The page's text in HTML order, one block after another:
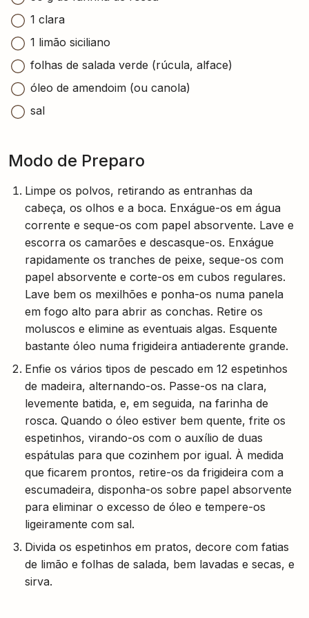
1 clara
1 limão siciliano
folhas de salada verde (rúcula, alface)
óleo de amendoim (ou canola)
sal
Modo de Preparo
Limpe os polvos, retirando as entranhas da
cabeça, os olhos e a boca. Enxágue-os em água
corrente e seque-os com papel absorvente. Lave e
escorra os camarões e descasque-os. Enxágue
rapidamente os tranches de peixe, seque-os com
papel absorvente e corte-os em cubos regulares.
Lave bem os mexilhões e ponha-os numa panela
em fogo alto para abrir as conchas. Retire os
moluscos e elimine as eventuais algas. Esquente
bastante óleo numa frigideira antiaderente grande.
Enfie os vários tipos de pescado em 12 espetinhos
de madeira, alternando-os. Passe-os na clara,
levemente batida, e, em seguida, na farinha de
rosca. Quando o óleo estiver bem quente, frite os
espetinhos, virando-os com o auxílio de duas
espátulas para que cozinhem por igual. À medida
que ficarem prontos, retire-os da frigideira com a
escumadeira, disponha-os sobre papel absorvente
para eliminar o excesso de óleo e tempere-os
ligeiramente com sal.
Divida os espetinhos em pratos, decore com fatias
de limão e folhas de salada, bem lavadas e secas, e
sirva.